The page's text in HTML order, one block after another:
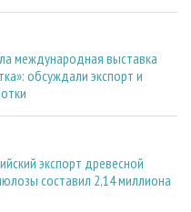
международная выставка
обсуждали экспорт и
экспорт древесной
составил 2,14 миллиона